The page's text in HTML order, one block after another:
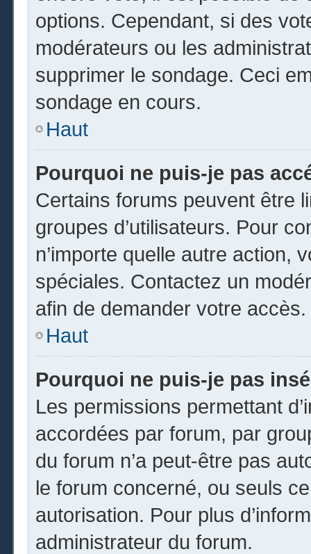
options. Cependant, si des
modérateurs ou les
supprimer le sondage. Ceci
sondage en cours.
Haut
Pourquoi ne puis-je pas
Certains forums peuvent être
groupes d’utilisateurs. Pour
n’importe quelle autre action,
spéciales. Contactez un
afin de demander votre accès.
Haut
Pourquoi ne puis-je pas
Les permissions permettant
accordées par forum, par
du forum n’a peut-être pas
le forum concerné, ou seuls
autorisation. Pour plus
administrateur du forum.